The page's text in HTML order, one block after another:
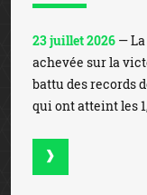
23 juillet 2026 —
achevée sur la
battu des records
qui ont atteint les